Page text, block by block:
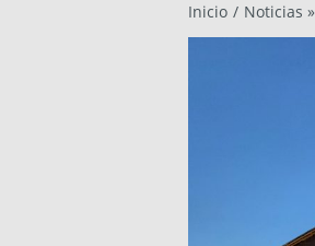
Inicio / Noticias »